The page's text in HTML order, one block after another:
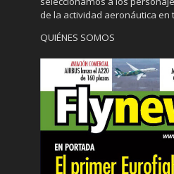
de la actividad aeronáutica en
QUIÉNES SOMOS